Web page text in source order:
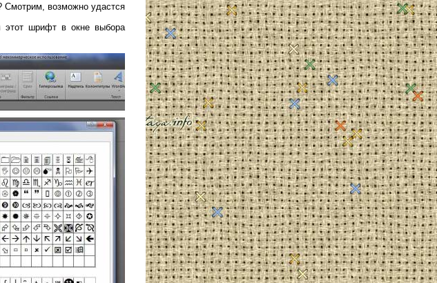
Смотрим, возможно удастся
этот шрифт в окне выбора